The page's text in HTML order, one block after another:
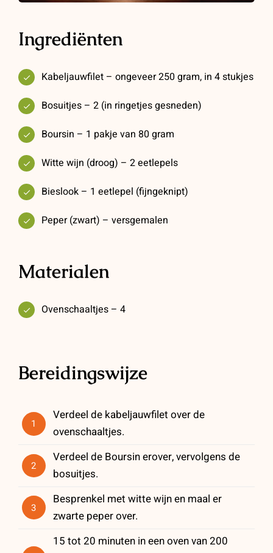
Ingrediënten
Kabeljauwfilet – ongeveer 250 gram, in 4 stukjes
Bosuitjes – 2 (in ringetjes gesneden)
Boursin – 1 pakje van 80 gram
Witte wijn (droog) – 2 eetlepels
Bieslook – 1 eetlepel (fijngeknipt)
Peper (zwart) – versgemalen
Materialen
Ovenschaaltjes – 4
Bereidingswijze
1
Verdeel de kabeljauwfilet over de
ovenschaaltjes.
2
Verdeel de Boursin erover, vervolgens de
bosuitjes.
3
Besprenkel met witte wijn en maal er
zwarte peper over.
15 tot 20 minuten in een oven van 200